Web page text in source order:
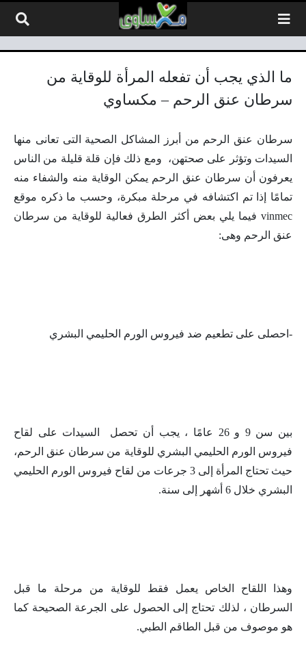
ما الذي يجب أن تفعله المرأة للوقاية من
سرطان عنق الرحم – مكساوي
سرطان عنق الرحم من أبرز المشاكل الصحية التى تعانى منها
السيدات وتؤثر على صحتهن، ومع ذلك فإن قلة قليلة من الناس
يعرفون أن سرطان عنق الرحم يمكن الوقاية منه والشفاء منه
تمامًا إذا تم اكتشافه في مرحلة مبكرة، وحسب ما ذكره موقع
vinmec فيما يلي بعض أكثر الطرق فعالية للوقاية من سرطان
عنق الرحم وهى:
-احصلى على تطعيم ضد فيروس الورم الحليمي البشري
بين سن 9 و 26 عامًا ، يجب أن تحصل السيدات على لقاح
فيروس الورم الحليمي البشري للوقاية من سرطان عنق الرحم،
حيث تحتاج المرأة إلى 3 جرعات من لقاح فيروس الورم الحليمي
البشري خلال 6 أشهر إلى سنة.
وهذا اللقاح الخاص يعمل فقط للوقاية من مرحلة ما قبل
السرطان ، لذلك تحتاج إلى الحصول على الجرعة الصحيحة كما
هو موصوف من قبل الطاقم الطبي.